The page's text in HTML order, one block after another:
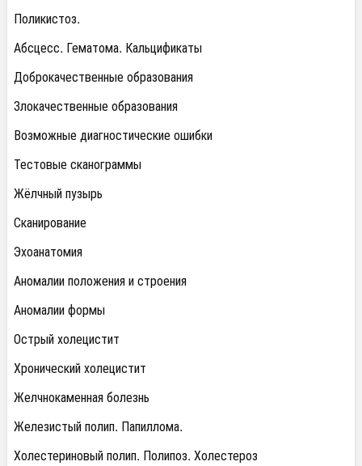
Поликистоз.
Абсцесс. Гематома. Кальцификаты
Доброкачественные образования
Злокачественные образования
Возможные диагностические ошибки
Тестовые сканограммы
Жёлчный пузырь
Сканирование
Эхоанатомия
Аномалии положения и строения
Аномалии формы
Острый холецистит
Хронический холецистит
Желчнокаменная болезнь
Железистый полип. Папиллома.
Холестериновый полип. Полипоз. Холестероз